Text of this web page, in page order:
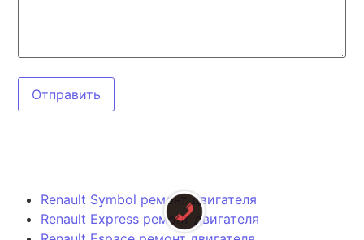
Отправить
Renault Symbol ремонт двигателя
Renault Express ремонт двигателя